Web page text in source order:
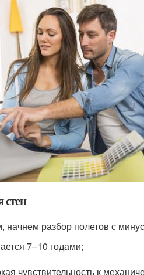
начнем разбор полетов с
7–10 годами;
чувствительность к